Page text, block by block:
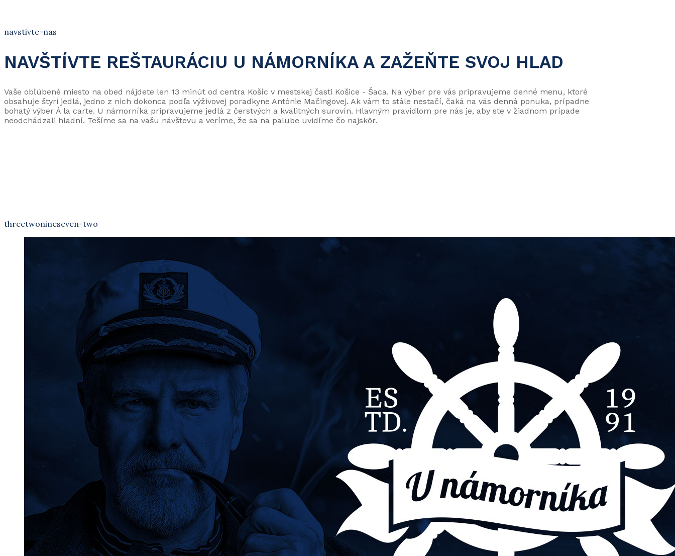
navstivte-nas
NAVŠTÍVTE REŠTAURÁCIU U NÁMORNÍKA A ZAŽEŇTE SVOJ HLAD
Vaše obľúbené miesto na obed nájdete len 13 minút od centra Košíc v mestskej časti Košice - Šaca. Na výber pre vás pripravujeme denné menu, ktoré
obsahuje štyri jedlá, jedno z nich dokonca podľa výživovej poradkyne Antónie Mačingovej. Ak vám to stále nestačí, čaká na vás denná ponuka, prípadne
bohatý výber Á la carte. U námorníka pripravujeme jedlá z čerstvých a kvalitných surovín. Hlavným pravidlom pre nás je, aby ste v žiadnom prípade
neodchádzali hladní. Tešíme sa na vašu návštevu a veríme, že sa na palube uvidíme čo najskôr.
threetwonineseven-two